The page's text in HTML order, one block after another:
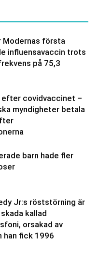
Modernas första
influensavaccin trots
på 75,3
efter covidvaccinet –
myndigheter betala
barn hade fler
Jr:s röststörning är
kallad
orsakad av
han fick 1996